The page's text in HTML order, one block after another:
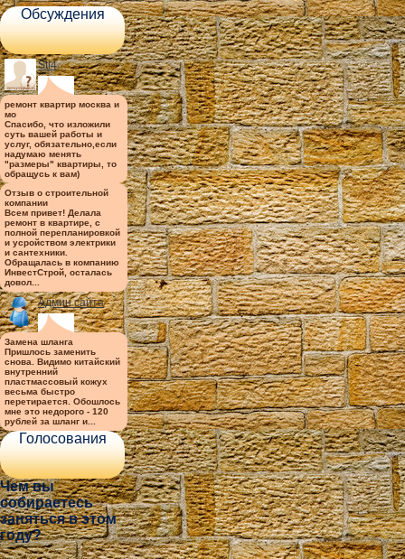
Обсуждения
Sti4
ремонт квартир москва и
мо
Спасибо, что изложили
суть вашей работы и
услуг, обязательно,если
надумаю менять
"размеры" квартиры, то
обращусь к вам)
Отзыв о строительной
компании
Всем привет! Делала
ремонт в квартире, с
полной перепланировкой
и усройством электрики
и сантехники.
Обращалась в компанию
ИнвестСтрой, осталась
довол...
Админ сайта
Замена шланга
Пришлось заменить
снова. Видимо китайский
внутренний
пластмассовый кожух
весьма быстро
перетирается. Обошлось
мне это недорого - 120
рублей за шланг и...
Голосования
Чем вы
собираетесь
заняться в этом
году?